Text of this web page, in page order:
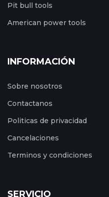
Pit bull tools
American power tools
INFORMACIÓN
Sobre nosotros
Contactanos
Politicas de privacidad
Cancelaciones
Terminos y condiciones
SERVICIO